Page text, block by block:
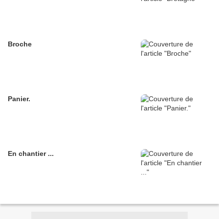
Broche
Panier.
En chantier ...